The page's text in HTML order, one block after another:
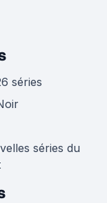
séries
séries du